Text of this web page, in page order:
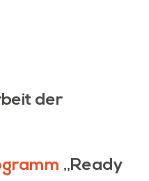
der
„Ready